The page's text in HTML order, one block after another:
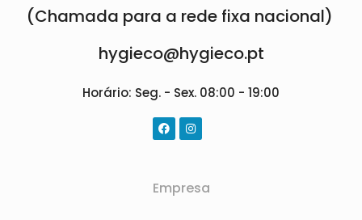
(Chamada para a rede fixa nacional)
hygieco@hygieco.pt
Horário: Seg. - Sex. 08:00 - 19:00
Empresa